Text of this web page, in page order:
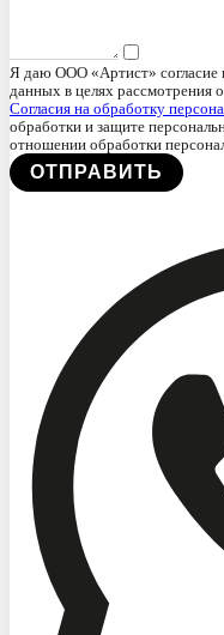
Я даю ООО «Артист» согласие
данных в целях рассмотрения
Согласия на обработку
обработки и защите
отношении обработки